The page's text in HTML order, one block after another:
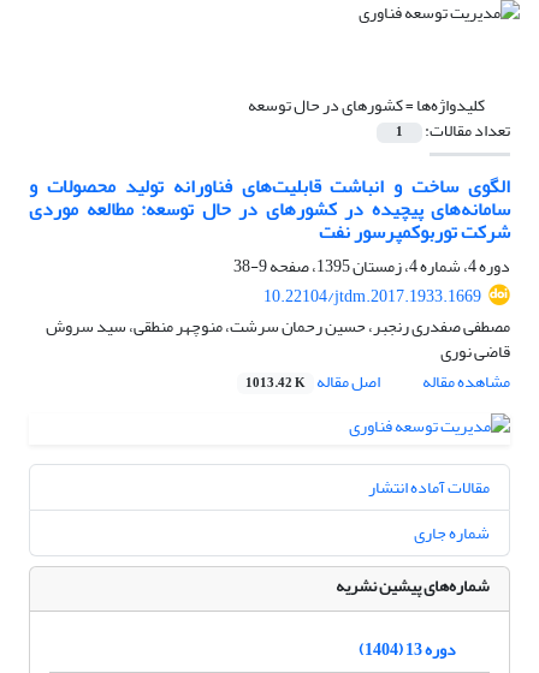
کلیدواژه‌ها =کشورهای در حال توسعه
تعداد مقالات: 1
الگوی ساخت و انباشت قابلیت‌های فناورانه تولید محصولات و
سامانه‌های پیچیده در کشورهای در حال توسعه: مطالعه موردی
شرکت توربوکمپرسور نفت
دوره 4، شماره 4، زمستان 1395، صفحه
9-38
10.22104/jtdm.2017.1933.1669
مصطفی صفدری رنجبر، حسین رحمان سرشت، منوچهر منطقی، سید سروش
قاضی نوری
مشاهده مقاله
اصل مقاله 1013.42 K
مقالات آماده انتشار
شماره جاری
شماره‌های پیشین نشریه
دوره 13 (1404)